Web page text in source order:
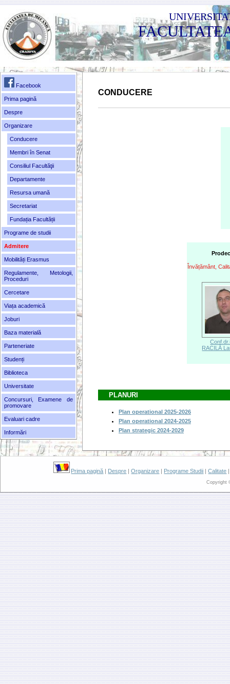
Facebook
Prima pagină
Despre
Organizare
Conducere
Membri în Senat
Consiliul Facultăţii
Departamente
Resursa umană
Secretariat
Fundația Facultății
Programe de studii
Admitere
Mobilități Erasmus
Regulamente, Metologii,
Proceduri
Cercetare
Viața academică
Joburi
Baza materială
Parteneriate
Studenți
Biblioteca
Universitate
Concursuri, Examene de
promovare
Evaluari cadre
Informări
CONDUCERE
Învățământ,
RACILĂ
PLANURI
Plan operational 2025-2026
Plan operational 2024-2025
Plan strategic 2024-2029
Prima pagină | Despre |Organizare | Programe Studii |Calitate
Copyright